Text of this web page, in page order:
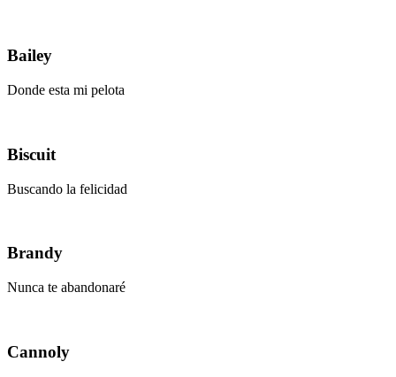
Bailey
Donde esta mi pelota
Biscuit
Buscando la felicidad
Brandy
Nunca te abandonaré
Cannoly